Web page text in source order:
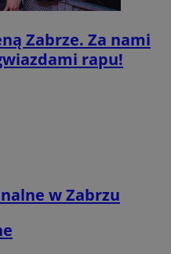
Zabrze. Za nami
rapu!
w Zabrzu